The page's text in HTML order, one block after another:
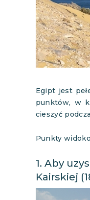
Egipt jest
punktów, w
cieszyć
Punkty
1. Aby
Kairskiej